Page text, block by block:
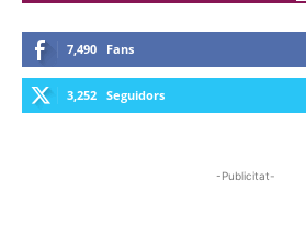
7,490 Fans
3,252 Seguidors
-Publicitat-